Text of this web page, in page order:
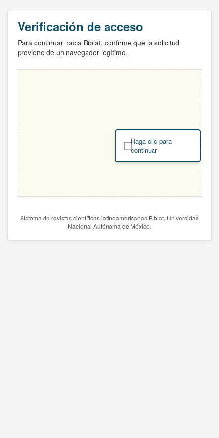
Verificación de acceso
Para continuar hacia Biblat, confirme que la solicitud
proviene de un navegador legítimo.
Haga clic para
continuar
Sistema de revistas científicas latinoamericanas Biblat. Universidad
Nacional Autónoma de México.